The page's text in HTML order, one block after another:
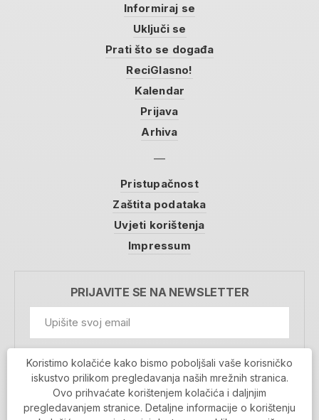
Informiraj se
Uključi se
Prati što se događa
ReciGlasno!
Kalendar
Prijava
Arhiva
Pristupačnost
Zaštita podataka
Uvjeti korištenja
Impressum
PRIJAVITE SE NA NEWSLETTER
Prihvaćam da se moji podaci spremaju u bazu
podataka i koriste u svrhu slanja MojaRijeka
newslettera
MOJARIJEKA NEWSLETTER
Koristimo kolačiće kako bismo poboljšali vaše korisničko
iskustvo prilikom pregledavanja naših mrežnih stranica.
Ovo prihvaćate korištenjem kolačića i daljnjim
pregledavanjem stranice. Detaljne informacije o korištenju